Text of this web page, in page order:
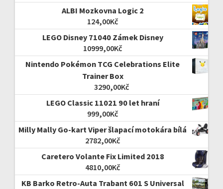
ALBI Mozkovna Logic 2
124,00Kč
LEGO Disney 71040 Zámek Disney
10999,00Kč
Nintendo Pokémon TCG Celebrations Elite
Trainer Box
3290,00Kč
LEGO Classic 11021 90 let hraní
999,00Kč
Milly Mally Go-kart Viper šlapací motokára bílá
2782,00Kč
Caretero Volante Fix Limited 2018
4810,00Kč
KB Barko Retro-Auta Trabant 601 S Universal